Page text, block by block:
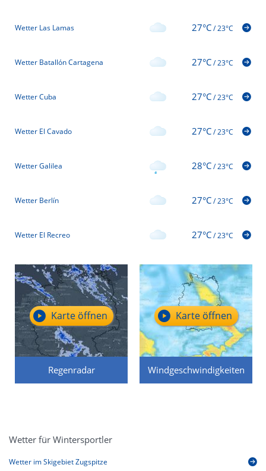
Wetter Las Lamas 27°C/23°C
Wetter Batallón Cartagena 27°C/23°C
Wetter Cuba 27°C/23°C
Wetter El Cavado 27°C/23°C
Wetter Galilea 28°C/23°C
Wetter Berlín 27°C/23°C
Wetter El Recreo 27°C/23°C
Regenradar
Karte öffnen
Windgeschwindigkeiten
Karte öffnen
Wetter für Wintersportler
Wetter im Skigebiet Zugspitze